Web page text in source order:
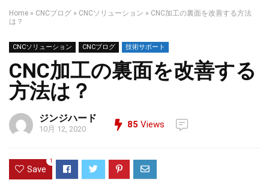
Home » CNCブログ » CNCソリューション » CNC加工の裏面を改善する方法
は？
CNCソリューション CNCブログ 技術サポート
CNC加工の裏面を改善する
方法は？
ジンジハード
10月 12, 2020 85 Views
Save
1